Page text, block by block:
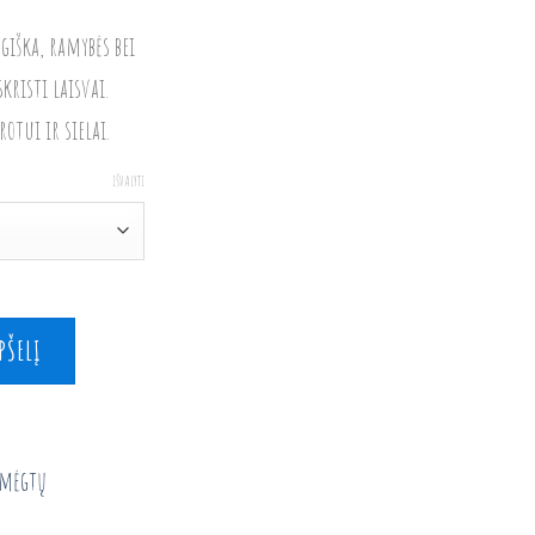
ramybės bei
laisvai.
ir sielai.
IŠVALYTI
švyturiu